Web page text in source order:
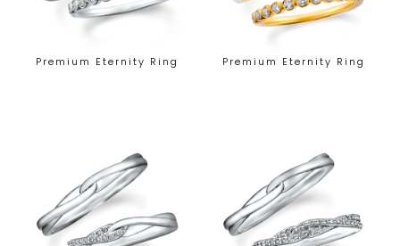
Premium Eternity Ring Premium Eternity Ring